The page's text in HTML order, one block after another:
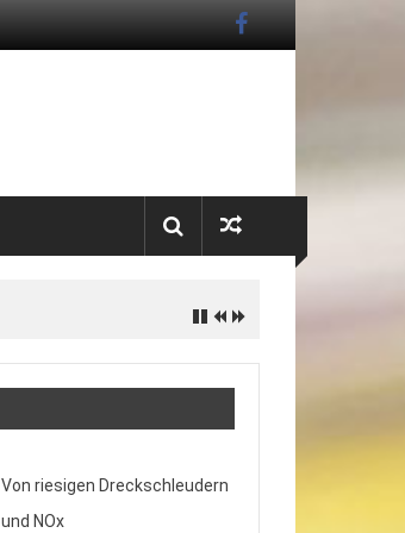
Von riesigen Dreckschleudern
und NOx